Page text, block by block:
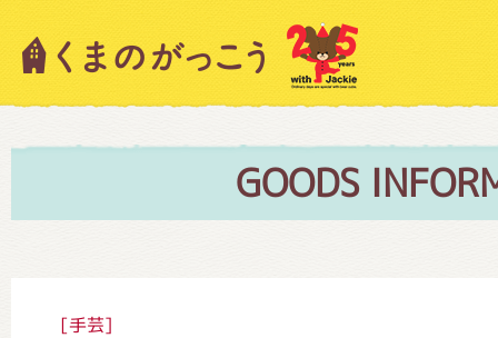
GOODS
[手芸]
キャラクター紹介